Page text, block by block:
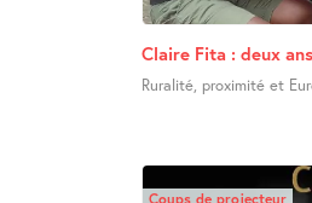
Claire Fita : deux
Ruralité, proximité et
Coups de projecteur